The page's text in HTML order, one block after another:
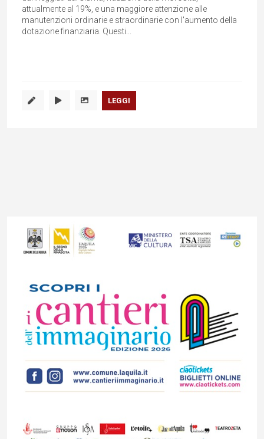
attualmente al 19%, e una maggiore attenzione alle
manutenzioni ordinarie e straordinarie con l'aumento della
dotazione finanziaria. Questi...
LEGGI